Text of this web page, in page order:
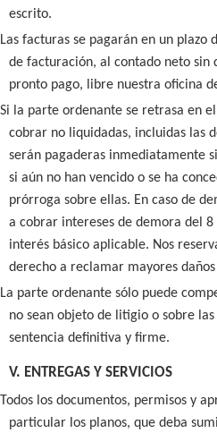
escrito.
Las facturas se pagarán en un plazo
de facturación, al contado neto sin
pronto pago, libre nuestra oficina
Si la parte ordenante se retrasa en
cobrar no liquidadas, incluidas las
serán pagaderas inmediatamente
si aún no han vencido o se ha
prórroga sobre ellas. En caso de
a cobrar intereses de demora del
interés básico aplicable. Nos
derecho a reclamar mayores
La parte ordenante sólo puede
no sean objeto de litigio o sobre
sentencia definitiva y firme.
V. ENTREGAS Y SERVICIOS
Todos los documentos, permisos y
particular los planos, que deba